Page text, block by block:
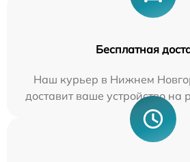
Бесплатная
Наш курьер в Нижнем
доставит ваше устройство на